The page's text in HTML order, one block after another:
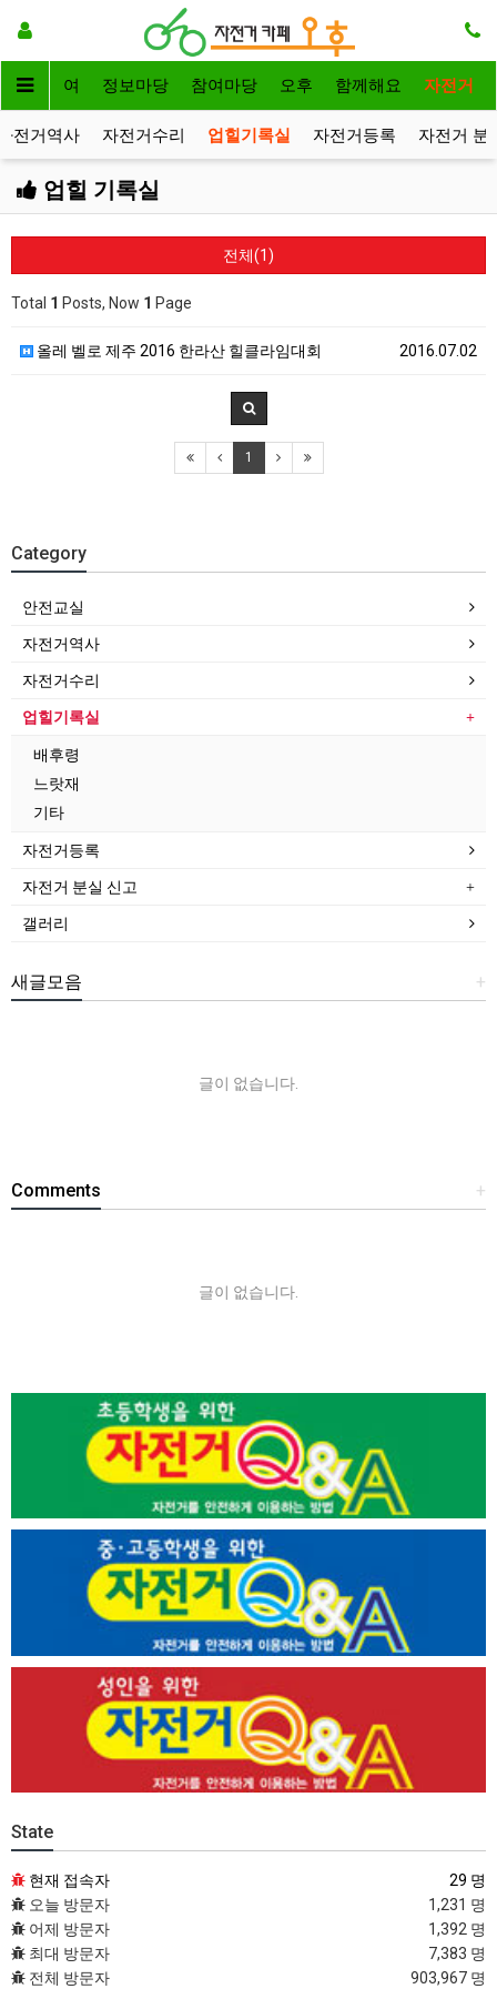
전거대여 정보마당 참여마당 오후 함께해요 자전거
전거역사 자전거수리 업힐기록실 자전거등록 자전거 분
업힐 기록실
전체(1)
Total 1 Posts, Now 1 Page
2016.07.02
올레 벨로 제주 2016 한라산 힐클라임대회
1
Category
안전교실
자전거역사
자전거수리
업힐기록실
배후령
느랏재
기타
자전거등록
자전거 분실 신고
갤러리
+
새글모음
글이 없습니다.
+
Comments
글이 없습니다.
State
현재 접속자
29 명
오늘 방문자
1,231 명
어제 방문자
1,392 명
최대 방문자
7,383 명
전체 방문자
903,967 명